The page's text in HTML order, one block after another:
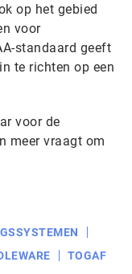
op het gebied
voor
standaard geeft
te richten op een
voor de
meer vraagt om
TOGAF